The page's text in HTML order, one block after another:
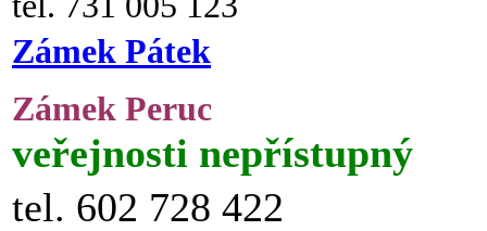
Zámek Pátek
Zámek Peruc
veřejnosti nepřístupný
tel. 602 728 422